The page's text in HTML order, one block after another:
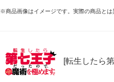
※商品画像はイメージです。実際の商品と
[転生したら